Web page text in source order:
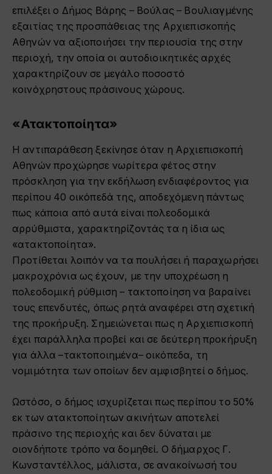
επιλέξει ο Δήμος Βάρης – Βούλας – Βουλιαγμένης
εξαιτίας της προσπάθειας της Αρχιεπισκοπής
Αθηνών να αξιοποιήσει την περιουσία της στην
περιοχή, την οποία οι αυτοδιοικητικές αρχές
χαρακτηρίζουν σε μεγάλο ποσοστό
κοινόχρηστους πράσινους χώρους.
«Ατακτοποίητα»
Η αντιπαράθεση ξεκίνησε όταν η Αρχιεπισκοπή
Αθηνών προχώρησε νωρίτερα φέτος στην
πρόσκληση για την εκδήλωση ενδιαφέροντος για
περίπου 40 οικόπεδά της, αποδεχόμενη πάντως
πως κάποια από αυτά είναι πολεοδομικά
αρρύθμιστα, χαρακτηρίζοντάς τα η ίδια ως
«ατακτοποίητα».
Προτίθεται λοιπόν να τα πουλήσει ή παραχωρήσει
μακροχρόνια ως έχουν, με την υποχρέωση η
πολεοδομική ρύθμιση – τακτοποίηση να βαραίνει
τους επενδυτές, όπως ρητά αναφέρει στη σχετική
της προκήρυξη. Σημειώνεται πως η Αρχιεπισκοπή
έχει παράλληλα προβεί και σε δεύτερη προκήρυξη
για άλλα –τακτοποιημένα– οικόπεδα, τη
νομιμότητα των οποίων δεν αμφισβητεί ο δήμος.
Ωστόσο, ο δήμος ισχυρίζεται πως περίπου το 50%
εκ των ατακτοποίητων ακινήτων αποτελεί
πράσινο της περιοχής και δεν δύναται με
οιονδήποτε τρόπο να δομηθεί. Ο δήμαρχος Γ.
Κωνσταντέλλος, μάλιστα, σε ανακοίνωσή του